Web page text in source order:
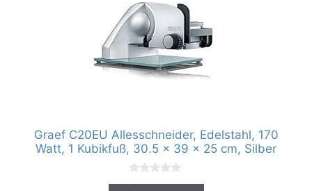
Graef C20EU Allesschneider, Edelstahl, 170
Watt, ‎1 Kubikfuß, ‎30.5 x 39 x 25 cm, Silber
0